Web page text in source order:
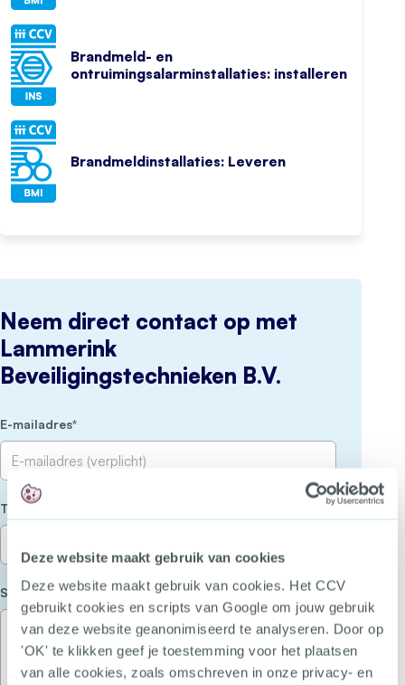
Deze website maakt gebruik van cookies
Deze website maakt gebruik van cookies. Het CCV
gebruikt cookies en scripts van Google om jouw gebruik
van deze website geanonimiseerd te analyseren. Door op
'OK' te klikken geef je toestemming voor het plaatsen
van alle cookies, zoals omschreven in onze privacy- en
Neem direct contact op met
Lammerink
Beveiligingstechnieken B.V.
E-mailadres
Telefoon
Stel je vraag (Vereist)
Brandmeld- en
ontruimingsalarminstallaties: installeren
Brandmeldinstallaties: Leveren